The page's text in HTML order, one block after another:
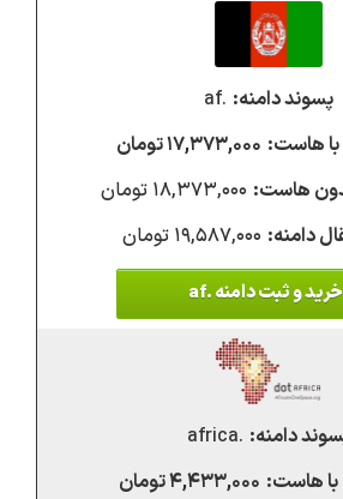
.af
۱۷,۳۷۳,۰۰۰ تومان
۱۸,۳۷۳,۰۰۰ تومان
۱۹,۵۸۷,۰۰۰ تومان
خرید و ثبت دامنه .af
.africa
۴,۴۳۳,۰۰۰ تومان